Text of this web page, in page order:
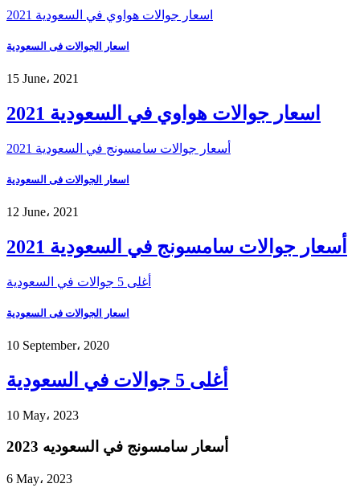
اسعار جوالات هواوي في السعودية 2021
اسعار الجوالات فى السعودية
15 June، 2021
اسعار جوالات هواوي في السعودية 2021
أسعار جوالات سامسونج في السعودية 2021
اسعار الجوالات فى السعودية
12 June، 2021
أسعار جوالات سامسونج في السعودية 2021
أغلى 5 جوالات في السعودية
اسعار الجوالات فى السعودية
10 September، 2020
أغلى 5 جوالات في السعودية
10 May، 2023
أسعار سامسونج في السعوديه 2023
6 May، 2023